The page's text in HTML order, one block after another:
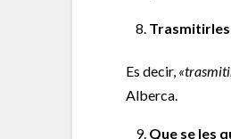
Trasmitirles
Es decir,
Alberca.
Que se les